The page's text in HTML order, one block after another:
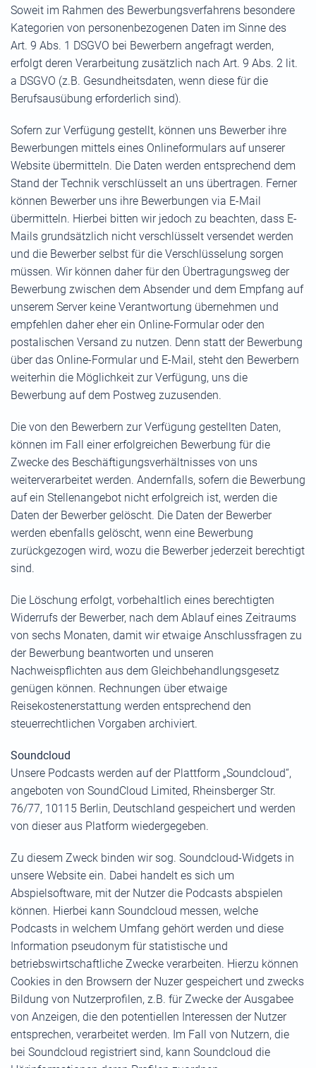
Soweit im Rahmen des Bewerbungsverfahrens besondere
Kategorien von personenbezogenen Daten im Sinne des
Art. 9 Abs. 1 DSGVO bei Bewerbern angefragt werden,
erfolgt deren Verarbeitung zusätzlich nach Art. 9 Abs. 2 lit.
a DSGVO (z.B. Gesundheitsdaten, wenn diese für die
Berufsausübung erforderlich sind).
Sofern zur Verfügung gestellt, können uns Bewerber ihre
Bewerbungen mittels eines Onlineformulars auf unserer
Website übermitteln. Die Daten werden entsprechend dem
Stand der Technik verschlüsselt an uns übertragen. Ferner
können Bewerber uns ihre Bewerbungen via E-Mail
übermitteln. Hierbei bitten wir jedoch zu beachten, dass E-
Mails grundsätzlich nicht verschlüsselt versendet werden
und die Bewerber selbst für die Verschlüsselung sorgen
müssen. Wir können daher für den Übertragungsweg der
Bewerbung zwischen dem Absender und dem Empfang auf
unserem Server keine Verantwortung übernehmen und
empfehlen daher eher ein Online-Formular oder den
postalischen Versand zu nutzen. Denn statt der Bewerbung
über das Online-Formular und E-Mail, steht den Bewerbern
weiterhin die Möglichkeit zur Verfügung, uns die
Bewerbung auf dem Postweg zuzusenden.
Die von den Bewerbern zur Verfügung gestellten Daten,
können im Fall einer erfolgreichen Bewerbung für die
Zwecke des Beschäftigungsverhältnisses von uns
weiterverarbeitet werden. Andernfalls, sofern die Bewerbung
auf ein Stellenangebot nicht erfolgreich ist, werden die
Daten der Bewerber gelöscht. Die Daten der Bewerber
werden ebenfalls gelöscht, wenn eine Bewerbung
zurückgezogen wird, wozu die Bewerber jederzeit berechtigt
sind.
Die Löschung erfolgt, vorbehaltlich eines berechtigten
Widerrufs der Bewerber, nach dem Ablauf eines Zeitraums
von sechs Monaten, damit wir etwaige Anschlussfragen zu
der Bewerbung beantworten und unseren
Nachweispflichten aus dem Gleichbehandlungsgesetz
genügen können. Rechnungen über etwaige
Reisekostenerstattung werden entsprechend den
steuerrechtlichen Vorgaben archiviert.
Soundcloud
Unsere Podcasts werden auf der Plattform „Soundcloud“,
angeboten von SoundCloud Limited, Rheinsberger Str.
76/77, 10115 Berlin, Deutschland gespeichert und werden
von dieser aus Platform wiedergegeben.
Zu diesem Zweck binden wir sog. Soundcloud-Widgets in
unsere Website ein. Dabei handelt es sich um
Abspielsoftware, mit der Nutzer die Podcasts abspielen
können. Hierbei kann Soundcloud messen, welche
Podcasts in welchem Umfang gehört werden und diese
Information pseudonym für statistische und
betriebswirtschaftliche Zwecke verarbeiten. Hierzu können
Cookies in den Browsern der Nuzer gespeichert und zwecks
Bildung von Nutzerprofilen, z.B. für Zwecke der Ausgabee
von Anzeigen, die den potentiellen Interessen der Nutzer
entsprechen, verarbeitet werden. Im Fall von Nutzern, die
bei Soundcloud registriert sind, kann Soundcloud die